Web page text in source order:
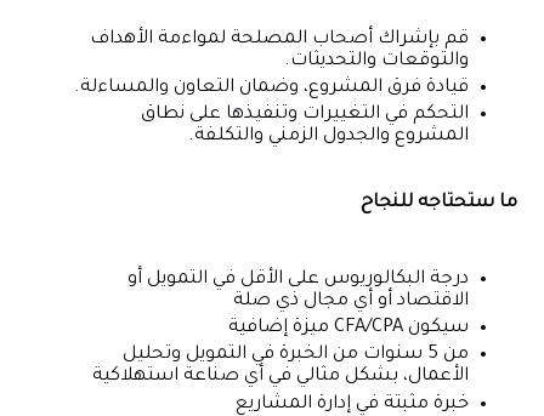
قم بإشراك أصحاب المصلحة لمواءمة الأهداف
والتوقعات والتحديثات.
قيادة فرق المشروع، وضمان التعاون والمساءلة.
التحكم في التغييرات وتنفيذها على نطاق
المشروع والجدول الزمني والتكلفة.
ما ستحتاجه للنجاح
درجة البكالوريوس على الأقل في التمويل أو
الاقتصاد أو أي مجال ذي صلة
سيكون CFA/CPA ميزة إضافية
من 5 سنوات من الخبرة في التمويل وتحليل
الأعمال، بشكل مثالي في أي صناعة استهلاكية
خبرة مثبتة في إدارة المشاريع